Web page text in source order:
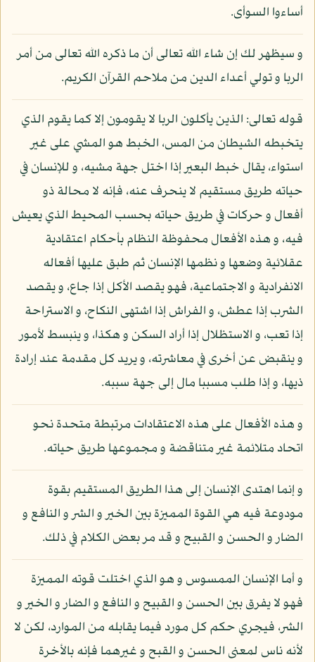
أساءوا السوأى.
و سيظهر لك إن شاء الله تعالى أن ما ذكره الله تعالى من أمر
الربا و تولي أعداء الدين من ملاحم القرآن الكريم.
قوله تعالى: الذين يأكلون الربا لا يقومون إلا كما يقوم الذي
يتخبطه الشيطان من المس، الخبط هو المشي على غير
استواء، يقال خبط البعير إذا اختل جهة مشيه، و للإنسان في
حياته طريق مستقيم لا ينحرف عنه، فإنه لا محالة ذو
أفعال و حركات في طريق حياته بحسب المحيط الذي يعيش
فيه، و هذه الأفعال محفوظة النظام بأحكام اعتقادية
عقلائية وضعها و نظمها الإنسان ثم طبق عليها أفعاله
الانفرادية و الاجتماعية، فهو يقصد الأكل إذا جاع، و يقصد
الشرب إذا عطش، و الفراش إذا اشتهى النكاح، و الاستراحة
إذا تعب، و الاستظلال إذا أراد السكن و هكذا، و ينبسط لأمور
و ينقبض عن أخرى في معاشرته، و يريد كل مقدمة عند إرادة
ذيها، و إذا طلب مسببا مال إلى جهة سببه.
و هذه الأفعال على هذه الاعتقادات مرتبطة متحدة نحو
اتحاد متلائمة غير متناقضة و مجموعها طريق حياته.
و إنما اهتدى الإنسان إلى هذا الطريق المستقيم بقوة
مودوعة فيه هي القوة المميزة بين الخير و الشر و النافع و
الضار و الحسن و القبيح و قد مر بعض الكلام في ذلك.
و أما الإنسان الممسوس و هو الذي اختلت قوته المميزة
فهو لا يفرق بين الحسن و القبيح و النافع و الضار و الخير و
الشر، فيجري حكم كل مورد فيما يقابله من الموارد، لكن لا
لأنه ناس لمعنى الحسن و القبح و غيرهما فإنه بالأخرة